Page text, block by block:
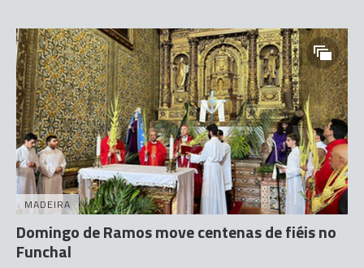
MADEIRA
Domingo de Ramos move centenas de fiéis no
Funchal